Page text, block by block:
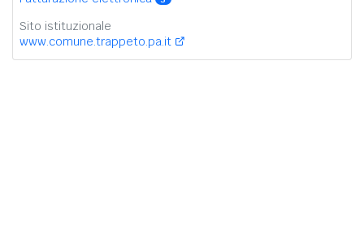
Sito istituzionale
www.comune.trappeto.pa.it